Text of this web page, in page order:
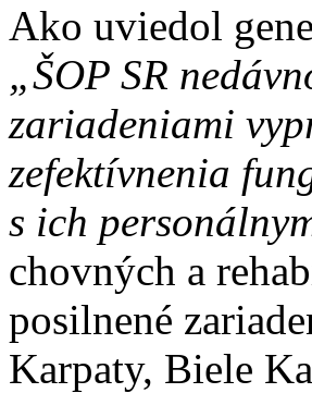
Ako uviedol
„ŠOP SR
zariadeniami
zefektívnenia
s ich
chovných a
posilnené
Karpaty, Biele